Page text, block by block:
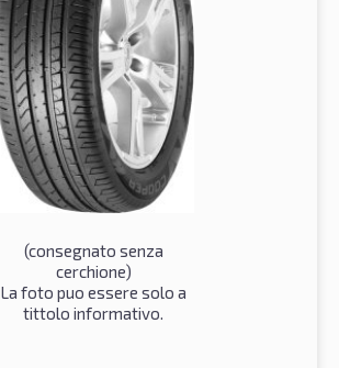
(consegnato senza
cerchione)
La foto puo essere solo a
tittolo informativo.